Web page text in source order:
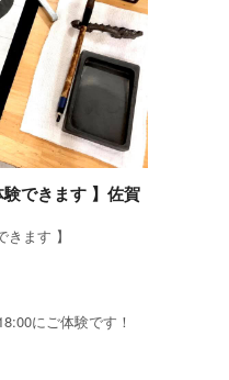
験できます 】佐賀
ます 】
にご体験です！